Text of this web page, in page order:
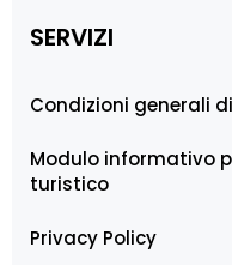
SERVIZI
Condizioni generali
Modulo informativo
turistico
Privacy Policy